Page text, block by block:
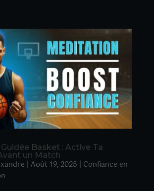
Basket : Active Ta
un Match
| Août 19, 2025 | Confiance en